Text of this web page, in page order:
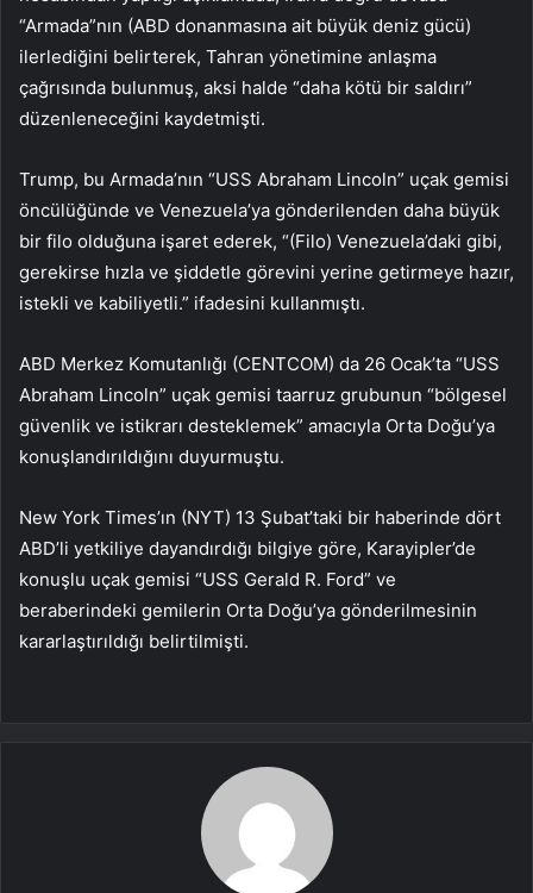
“Armada”nın (ABD donanmasına ait büyük deniz gücü)
ilerlediğini belirterek, Tahran yönetimine anlaşma
çağrısında bulunmuş, aksi halde “daha kötü bir saldırı”
düzenleneceğini kaydetmişti.
Trump, bu Armada’nın “USS Abraham Lincoln” uçak gemisi
öncülüğünde ve Venezuela’ya gönderilenden daha büyük
bir filo olduğuna işaret ederek, “(Filo) Venezuela’daki gibi,
gerekirse hızla ve şiddetle görevini yerine getirmeye hazır,
istekli ve kabiliyetli.” ifadesini kullanmıştı.
ABD Merkez Komutanlığı (CENTCOM) da 26 Ocak’ta “USS
Abraham Lincoln” uçak gemisi taarruz grubunun “bölgesel
güvenlik ve istikrarı desteklemek” amacıyla Orta Doğu’ya
konuşlandırıldığını duyurmuştu.
New York Times’ın (NYT) 13 Şubat’taki bir haberinde dört
ABD’li yetkiliye dayandırdığı bilgiye göre, Karayipler’de
konuşlu uçak gemisi “USS Gerald R. Ford” ve
beraberindeki gemilerin Orta Doğu’ya gönderilmesinin
kararlaştırıldığı belirtilmişti.